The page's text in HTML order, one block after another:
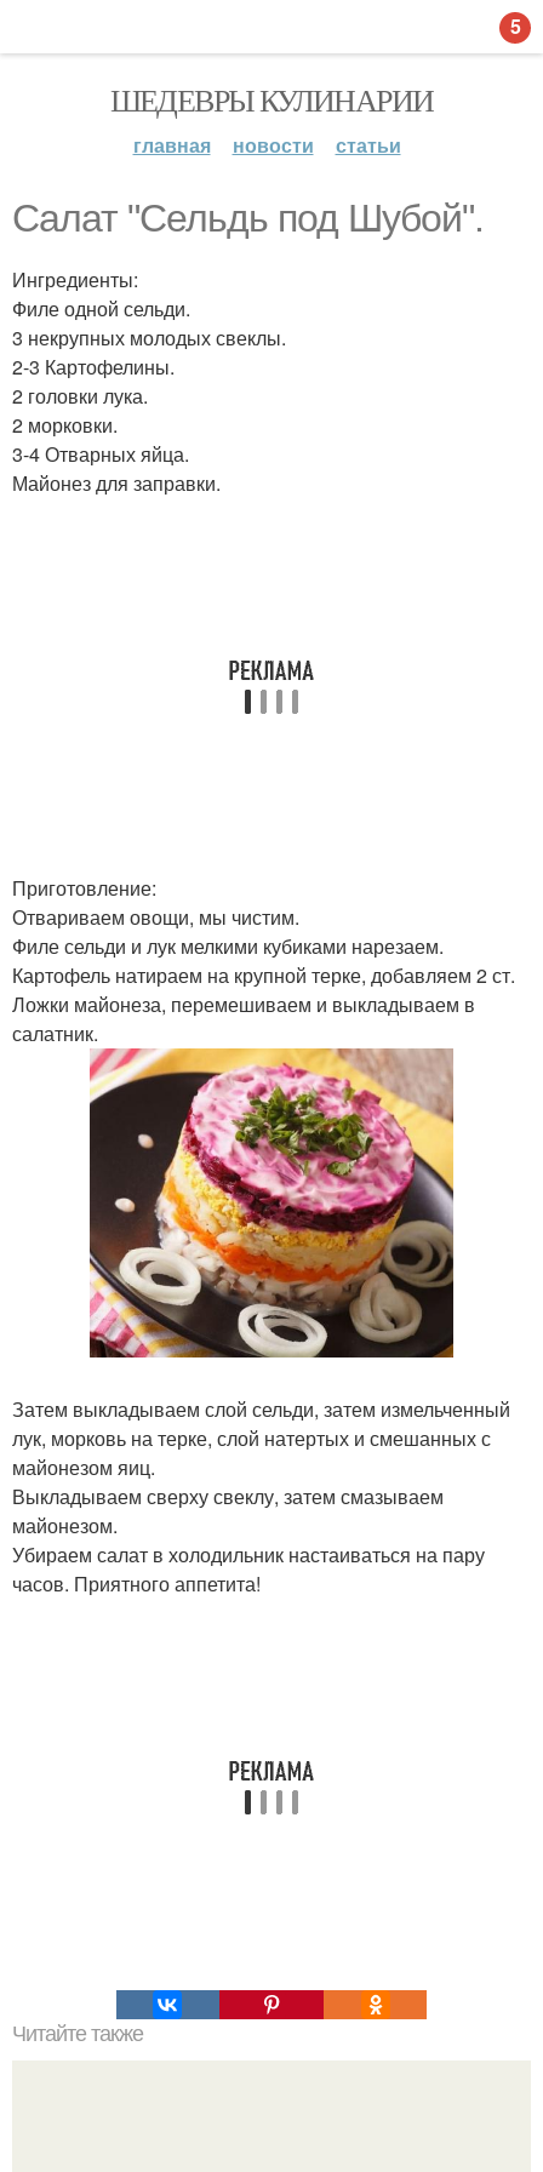
ШЕДЕВРЫ КУЛИНАРИИ
главная новости статьи
Салат "Сельдь под Шубой".
Ингредиенты:
Филе одной сельди.
3 некрупных молодых свеклы.
2-3 Картофелины.
2 головки лука.
2 морковки.
3-4 Отварных яйца.
Майонез для заправки.
Приготовление:
Отвариваем овощи, мы чистим.
Филе сельди и лук мелкими кубиками нарезаем.
Картофель натираем на крупной терке, добавляем 2 ст.
Ложки майонеза, перемешиваем и выкладываем в
салатник.
Затем выкладываем слой сельди, затем измельченный
лук, морковь на терке, слой натертых и смешанных с
майонезом яиц.
Выкладываем сверху свеклу, затем смазываем
майонезом.
Убираем салат в холодильник настаиваться на пару
часов. Приятного аппетита!
Читайте также
5